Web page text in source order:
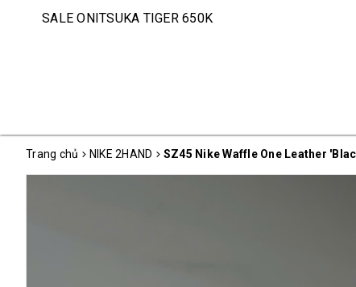
SALE ONITSUKA TIGER 650K
Trang chủ NIKE 2HAND SZ45 Nike Waffle One Leather